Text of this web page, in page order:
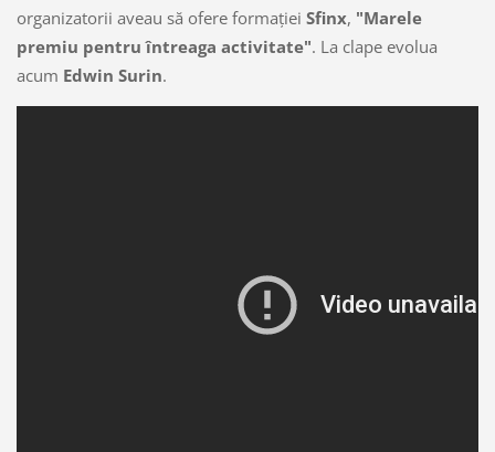
organizatorii aveau să ofere formaţiei Sfinx, "Marele
premiu pentru întreaga activitate". La clape evolua
acum Edwin Surin.